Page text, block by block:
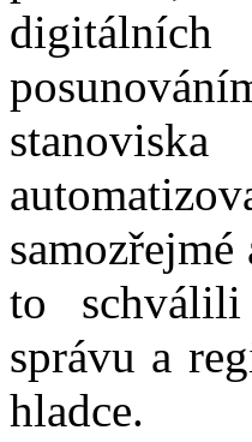
to schválili
správu a
hladce.